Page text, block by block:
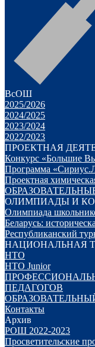
ВсОШ
2025/2026
2024/2025
2023/2024
2022/2023
ПРОЕКТНАЯ
Конкурс «Большие
Программа
Проектная
ОЛИМПИАДЫ И
Олимпиада
Беларусь:
Республиканский
НАЦИОНАЛЬНАЯ
НТО
НТО Junior
ПЕДАГОГОВ
Контакты
Архив
РОШ 2022-2023
Просветительские